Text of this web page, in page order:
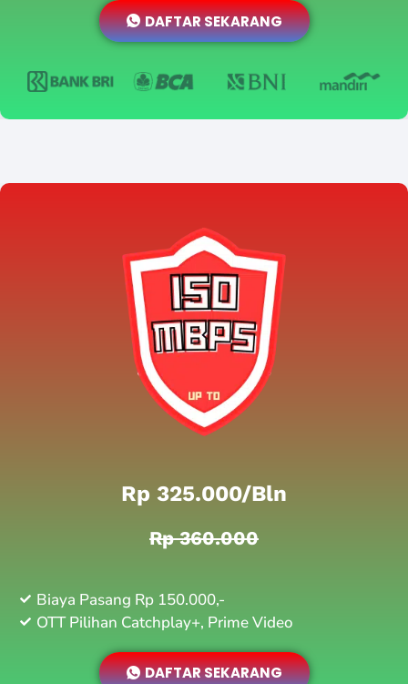
DAFTAR SEKARANG
Rp 325.000/bln
Rp 360.000
Biaya Pasang Rp 150.000,-
OTT Pilihan Catchplay+, Prime Video
DAFTAR SEKARANG